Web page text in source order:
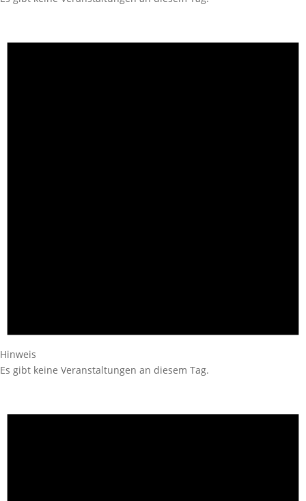
Hinweis
Es gibt keine Veranstaltungen an diesem Tag.